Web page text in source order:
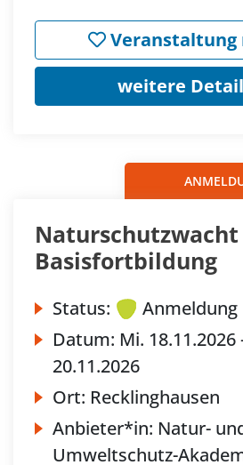
Veranstaltung
weitere
Naturschutzwacht
Basisfortbildung
Status:
Anmeldung
Datum: Mi. 18.11.2026
20.11.2026
Ort: Recklinghausen
Anbieter*in: Natur-
Umweltschutz-